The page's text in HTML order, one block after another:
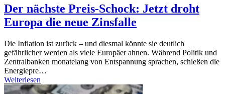
Der nächste Preis-Schock: Jetzt droht
Europa die neue Zinsfalle
Die Inflation ist zurück – und diesmal könnte sie deutlich
gefährlicher werden als viele Europäer ahnen. Während Politik und
Zentralbanken monatelang von Entspannung sprachen, schießen die
Energiepre…
Weiterlesen